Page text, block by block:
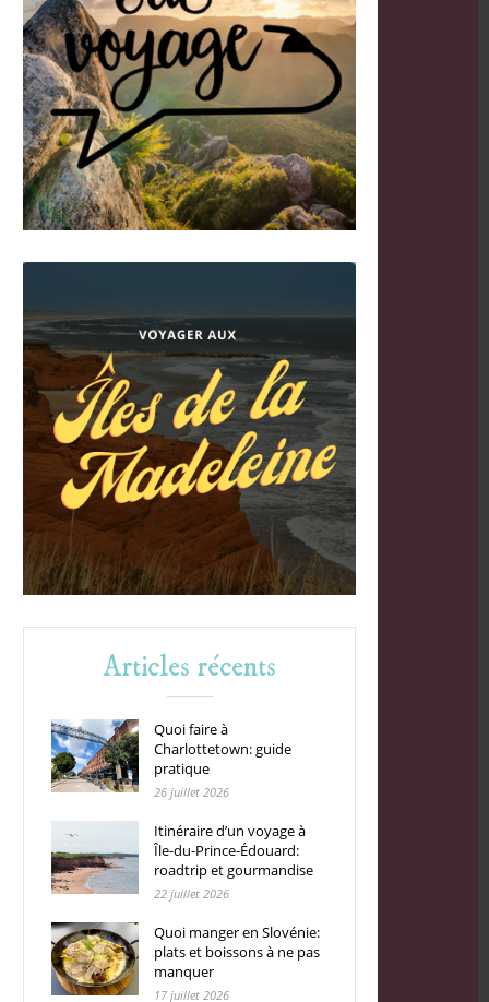
Articles récents
Quoi faire à
Charlottetown: guide
pratique
26 juillet 2026
Itinéraire d’un voyage à
Île-du-Prince-Édouard:
roadtrip et gourmandise
22 juillet 2026
Quoi manger en Slovénie:
plats et boissons à ne pas
manquer
17 juillet 2026